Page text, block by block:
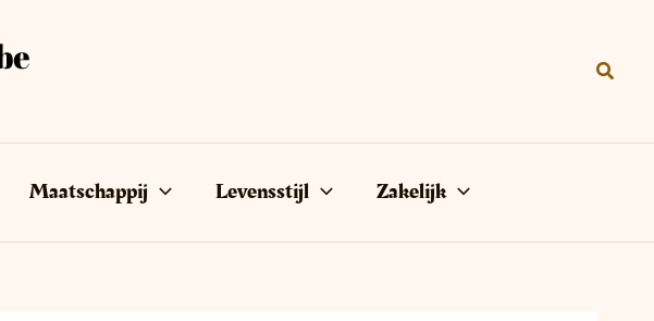
Maatschappij Levensstijl Zakelijk